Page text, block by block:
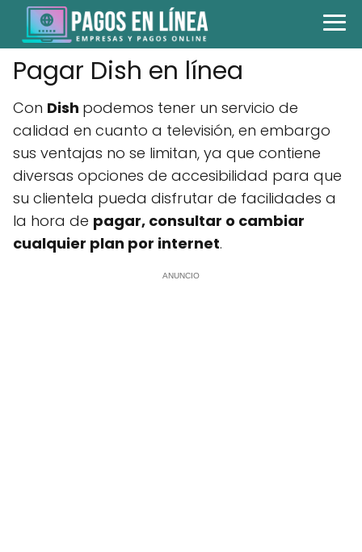
Pagar Dish en línea
Con Dish podemos tener un servicio de
calidad en cuanto a televisión, en embargo
sus ventajas no se limitan, ya que contiene
diversas opciones de accesibilidad para que
su clientela pueda disfrutar de facilidades a
la hora de pagar, consultar o cambiar
cualquier plan por internet.
ANUNCIO